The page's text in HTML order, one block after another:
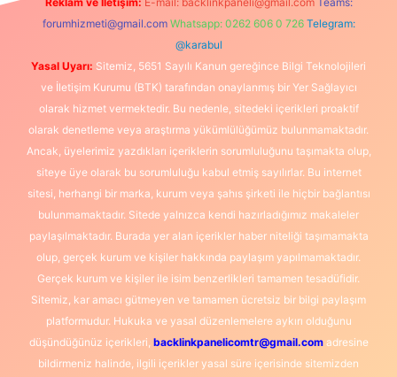
forumhizmeti@gmail.com Whatsapp: 0262 606 0 726 Telegram:
@karabul
Yasal Uyarı: Sitemiz, 5651 Sayılı Kanun gereğince Bilgi Teknolojileri
ve İletişim Kurumu (BTK) tarafından onaylanmış bir Yer Sağlayıcı
olarak hizmet vermektedir. Bu nedenle, sitedeki içerikleri proaktif
olarak denetleme veya araştırma yükümlülüğümüz bulunmamaktadır.
Ancak, üyelerimiz yazdıkları içeriklerin sorumluluğunu taşımakta olup,
siteye üye olarak bu sorumluluğu kabul etmiş sayılırlar. Bu internet
sitesi, herhangi bir marka, kurum veya şahıs şirketi ile hiçbir bağlantısı
bulunmamaktadır. Sitede yalnızca kendi hazırladığımız makaleler
paylaşılmaktadır. Burada yer alan içerikler haber niteliği taşımamakta
olup, gerçek kurum ve kişiler hakkında paylaşım yapılmamaktadır.
Gerçek kurum ve kişiler ile isim benzerlikleri tamamen tesadüfidir.
Sitemiz, kar amacı gütmeyen ve tamamen ücretsiz bir bilgi paylaşım
platformudur. Hukuka ve yasal düzenlemelere aykırı olduğunu
düşündüğünüz içerikleri, backlinkpanelicomtr@gmail.comadresine
bildirmeniz halinde, ilgili içerikler yasal süre içerisinde sitemizden